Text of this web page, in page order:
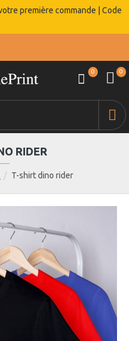
première commande | Code
0 0
T-shirt dino rider
RIDER